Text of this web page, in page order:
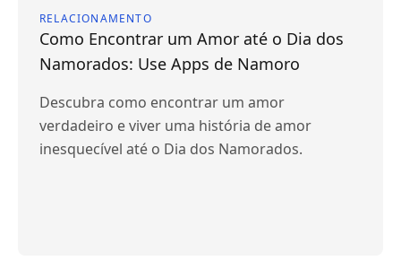
RELACIONAMENTO
Como Encontrar um Amor até o Dia dos
Namorados: Use Apps de Namoro
Descubra como encontrar um amor
verdadeiro e viver uma história de amor
inesquecível até o Dia dos Namorados.